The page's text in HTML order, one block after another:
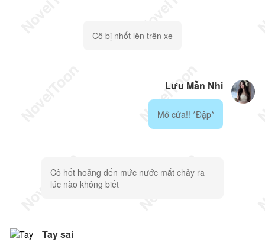
Cô bị nhốt lên trên xe
Lưu Mẫn Nhi
Mở cửa!! *Đập*
Cô hốt hoảng đến mức nước mắt chảy ra
lúc nào không biết
Tay sai